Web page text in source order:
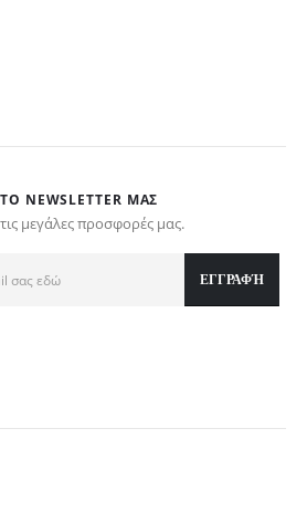
NEWSLETTER ΜΑΣ
μεγάλες προσφορές μας.